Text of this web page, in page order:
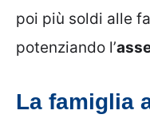
poi più soldi alle
potenziando l’
La famiglia